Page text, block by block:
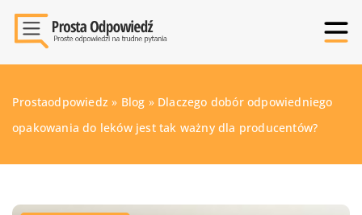
Prostaodpowiedz » Blog » Dlaczego dobór odpowiedniego
opakowania do leków jest tak ważny dla producentów?